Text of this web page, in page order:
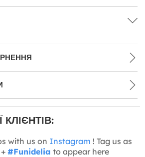
with us on Instagram ! Tag us as
#Funidelia to appear here